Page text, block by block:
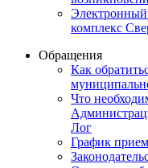
комплекс
Обращения
Как
Что
Лог
График